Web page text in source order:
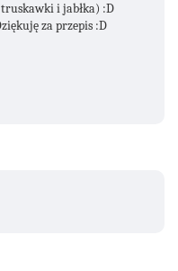
i jabłka) :D
za przepis :D